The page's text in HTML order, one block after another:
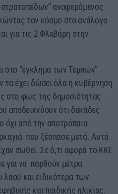
αναφερόμενος
τον κόσμο στο ανάλογο
για τις 2 Φλεβάρη στην
στο “έγκλημα των Τεμπών”
τα έχει δώσει όλα η κυβέρνηση
στο φως της δημοσιότητας
αποδεικνύουν ότι δεκάδες
όχι από την αποτρόπαια
που ξέσπασε μετά. Αυτά
σωθεί. Σε ό,τι αφορά το ΚΚΕ
για να παρθούν μέτρα
και ειδικότερα των
και παιδικής ηλικίας.